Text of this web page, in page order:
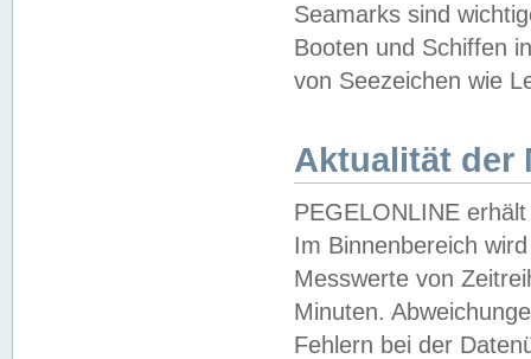
Seamarks sind
Booten und Schiffen
von Seezeichen wie
Aktualität der
PEGELONLINE
Im Binnenbereich
Messwerte von
Minuten.
Fehlern bei der